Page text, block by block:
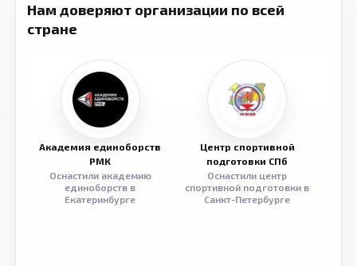
Нам доверяют организации по всей
стране
Академия единоборств
РМК
Оснастили академию
единоборств в
Екатеринбурге
Центр спортивной
подготовки СПб
Оснастили центр
спортивной подготовки в
Санкт-Петербурге